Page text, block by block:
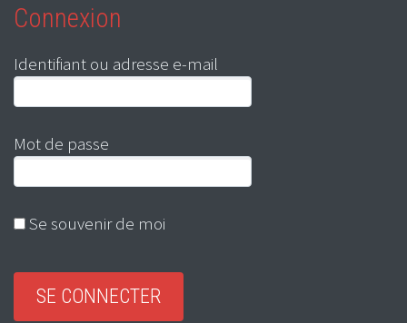
Connexion
Identifiant ou adresse e-mail
Mot de passe
Se souvenir de moi